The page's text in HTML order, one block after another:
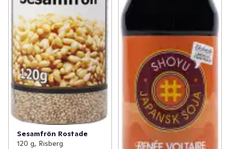
Sesamfrön Rostade
120 g, Risberg